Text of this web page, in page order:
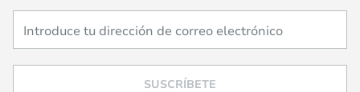
SUSCRÍBETE